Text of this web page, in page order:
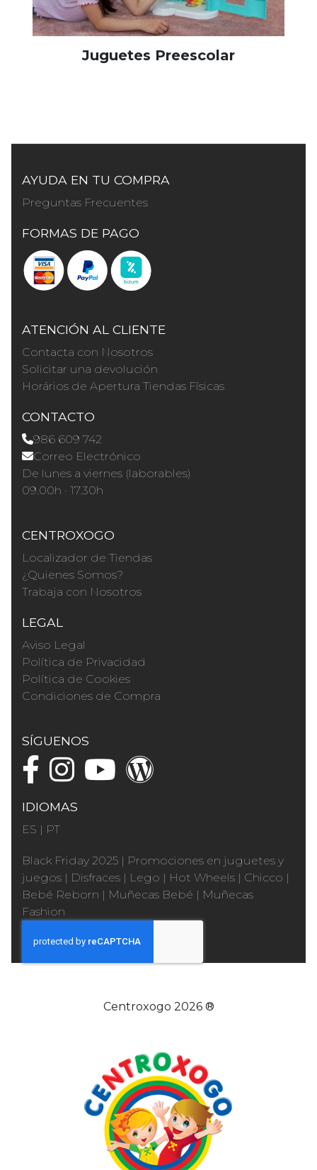
Juguetes Preescolar
AYUDA EN TU COMPRA
Preguntas Frecuentes
FORMAS DE PAGO
ATENCIÓN AL CLIENTE
Contacta con Nosotros
Solicitar una devolución
Horários de Apertura Tiendas Físicas
CONTACTO
986 609 742
Correo Electrónico
De lunes a viernes (laborables)
09.00h · 17.30h
CENTROXOGO
Localizador de Tiendas
¿Quienes Somos?
Trabaja con Nosotros
LEGAL
Aviso Legal
Política de Privacidad
Política de Cookies
Condiciones de Compra
SÍGUENOS
IDIOMAS
ES | PT
Black Friday 2025 | Promociones en juguetes y
juegos | Disfraces | Lego | Hot Wheels | Chicco |
Bebé Reborn | Muñecas Bebé | Muñecas
Fashion
Centroxogo 2026 ®